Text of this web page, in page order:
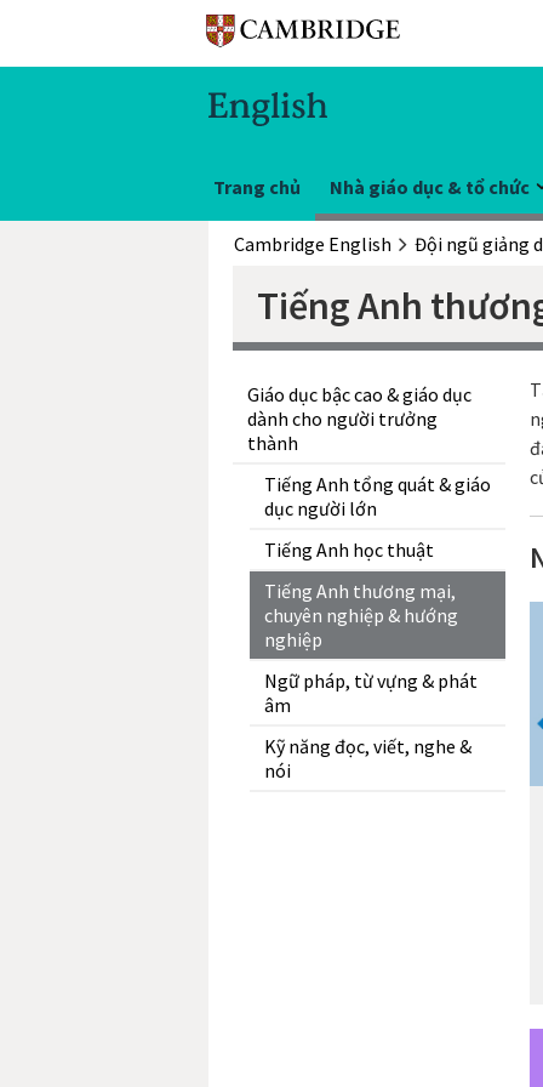
Trang chủ Nhà giáo dục & tổ chức
Cambridge English
Tiếng Anh
Giáo dục bậc cao & giáo dục
dành cho người trưởng
thành
Tiếng Anh tổng quát & giáo
dục người lớn
Tiếng Anh học thuật
Tiếng Anh thương mại,
chuyên nghiệp & hướng
nghiệp
Ngữ pháp, từ vựng & phát
âm
Kỹ năng đọc, viết, nghe &
nói